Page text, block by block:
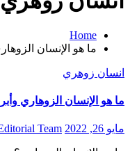
Home
ما هو الإنسان الزوهاري وأبرز 3 صفات
انسان زوهري
ما هو الإنسان الزوهاري وأبرز 3 صفات مميزة في
مايو 26, 2022 Team